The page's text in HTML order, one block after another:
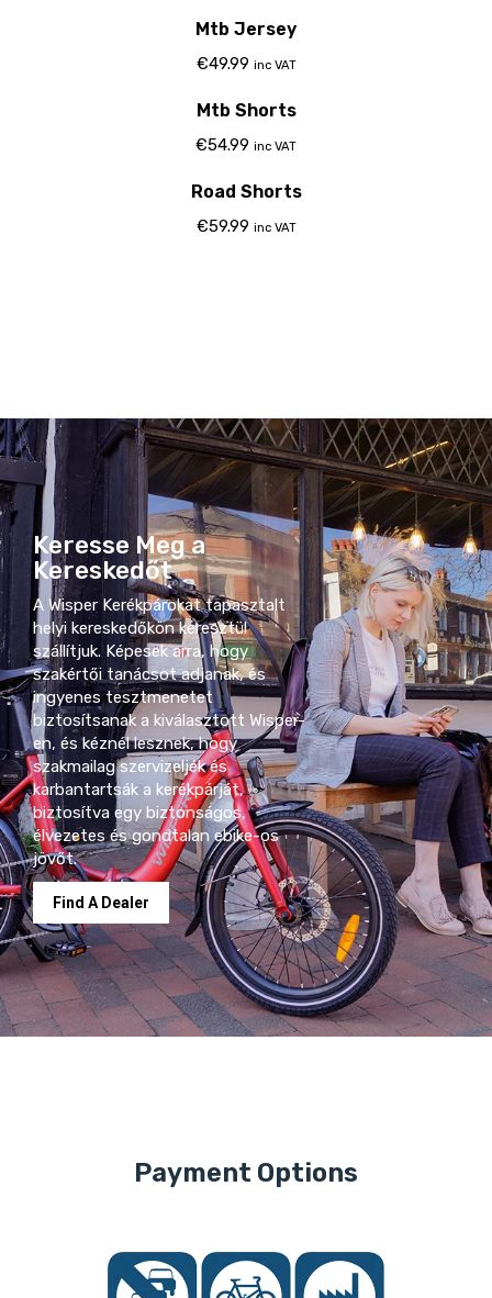
Mtb Jersey
€49.99 inc VAT
Mtb Shorts
€54.99 inc VAT
Road Shorts
€59.99 inc VAT
Keresse Meg a
Kereskedőt
A Wisper Kerékpárokat tapasztalt
helyi kereskedőkön keresztül
szállítjuk. Képesek arra, hogy
szakértői tanácsot adjanak, és
ingyenes tesztmenetet
biztosítsanak a kiválasztott Wisper-
en, és kéznél lesznek, hogy
szakmailag szervizeljék és
karbantartsák a kerékpárját,
biztosítva egy biztonságos,
élvezetes és gondtalan ebike-os
jövőt.
Find A Dealer
Payment Options